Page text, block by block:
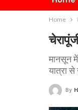
Home
मानसून
यात्रा
By